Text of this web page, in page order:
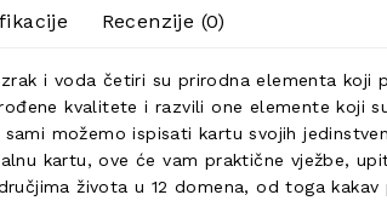
Recenzije (0)
i voda četiri su prirodna elementa koji
kvalitete i razvili one elemente koji
sami možemo ispisati kartu svojih
kartu, ove će vam praktične vježbe,
života u 12 domena, od toga